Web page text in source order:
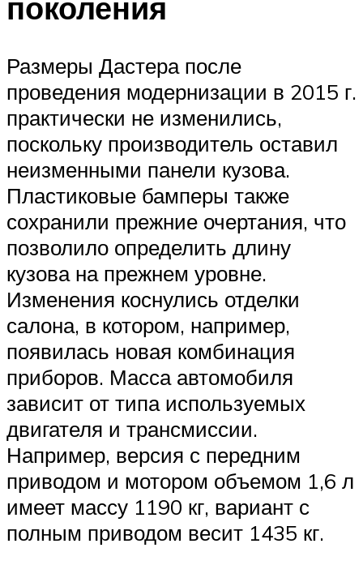
Размеры Дастера после
проведения модернизации в 2015 г.
практически не изменились,
поскольку производитель оставил
неизменными панели кузова.
Пластиковые бамперы также
сохранили прежние очертания, что
позволило определить длину
кузова на прежнем уровне.
Изменения коснулись отделки
салона, в котором, например,
появилась новая комбинация
приборов. Масса автомобиля
зависит от типа используемых
двигателя и трансмиссии.
Например, версия с передним
приводом и мотором объемом 1,6 л
имеет массу 1190 кг, вариант с
полным приводом весит 1435 кг.